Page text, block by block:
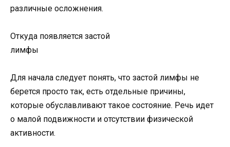
различные осложнения.
Откуда появляется застой
лимфы
Для начала следует понять, что застой лимфы не
берется просто так, есть отдельные причины,
которые обуславливают такое состояние. Речь идет
о малой подвижности и отсутствии физической
активности.